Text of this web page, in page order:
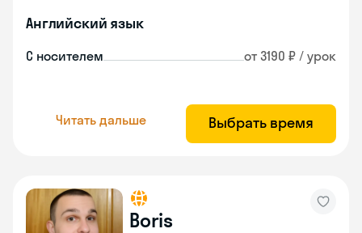
Английский язык
С носителем от 3190 ₽ / урок
Читать дальше Выбрать время
Boris